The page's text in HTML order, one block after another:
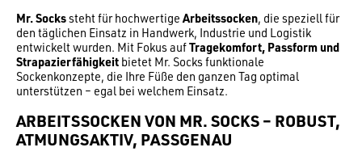
Mr. Sockssteht für hochwertigeArbeitssocken, die speziell für
den täglichen Einsatz in Handwerk, Industrie und Logistik
entwickelt wurden. Mit Fokus aufTragekomfort, Passform und
Strapazierfähigkeit bietet Mr. Socks funktionale
Sockenkonzepte, die Ihre Füße den ganzen Tag optimal
unterstützen – egal bei welchem Einsatz.
ARBEITSSOCKEN VON MR. SOCKS – ROBUST,
ATMUNGSAKTIV, PASSGENAU